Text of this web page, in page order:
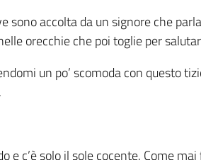
sono accolta da un signore che
orecchie che poi toglie per
un po’ scomoda con questo
e c’è solo il sole cocente. Come